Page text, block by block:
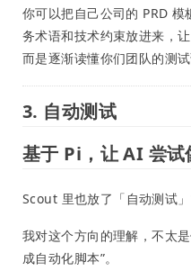
你可以把自己公司的 PRD
务术语和技术约束放进来，
而是逐渐读懂你们团队的测试
3. 自动测试
基于 Pi，让 AI 尝试
Scout 里也放了「自动测试」
我对这个方向的理解，不太
成自动化脚本”。